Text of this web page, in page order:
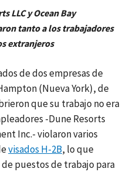
LLC y Ocean Bay
tanto a los trabajadores
extranjeros
de dos empresas de
(Nueva York), de
que su trabajo no era
-Dune Resorts
Inc.- violaron varios
visados H-2B, lo que
puestos de trabajo para